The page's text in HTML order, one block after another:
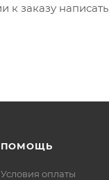
к заказу написать
ПОМОЩЬ
Условия оплаты